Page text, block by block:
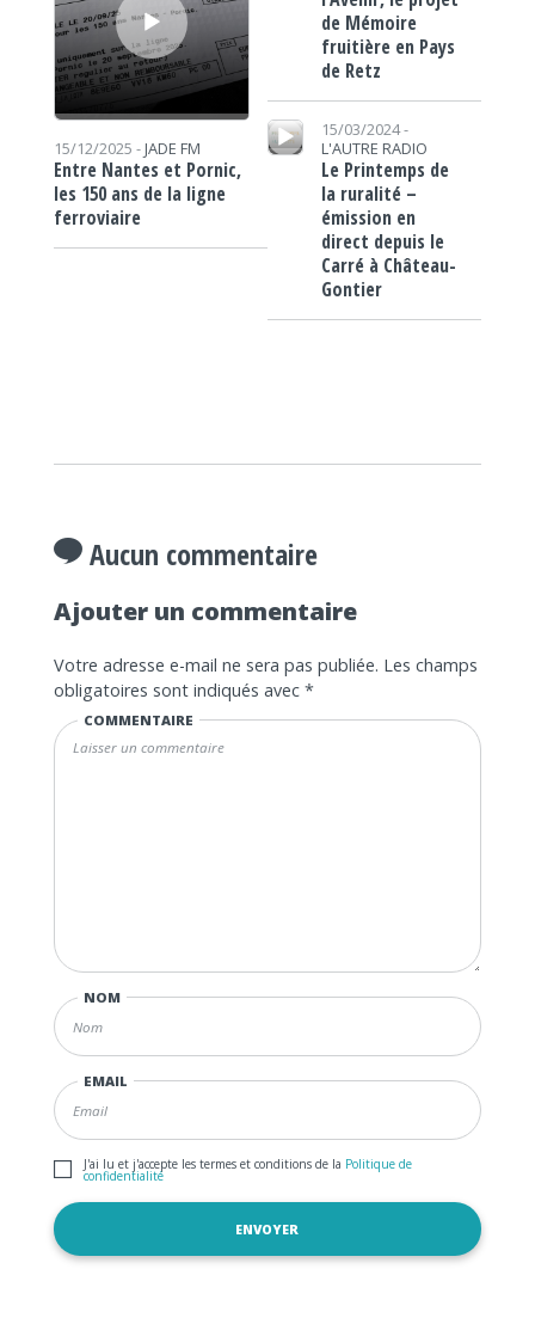
15/12/2025 - JADE FM
Entre Nantes et Pornic,
les 150 ans de la ligne
ferroviaire
de Mémoire
fruitière en Pays
de Retz
Lecteur audio
15/03/2024 -
L'AUTRE RADIO
Le Printemps de
la ruralité –
émission en
direct depuis le
Carré à Château-
Gontier
Aucun commentaire
Ajouter un commentaire
Votre adresse e-mail ne sera pas publiée. Les champs
obligatoires sont indiqués avec *
COMMENTAIRE
NOM
EMAIL
J'ai lu et j'accepte les termes et conditions de la Politique de
confidentialité